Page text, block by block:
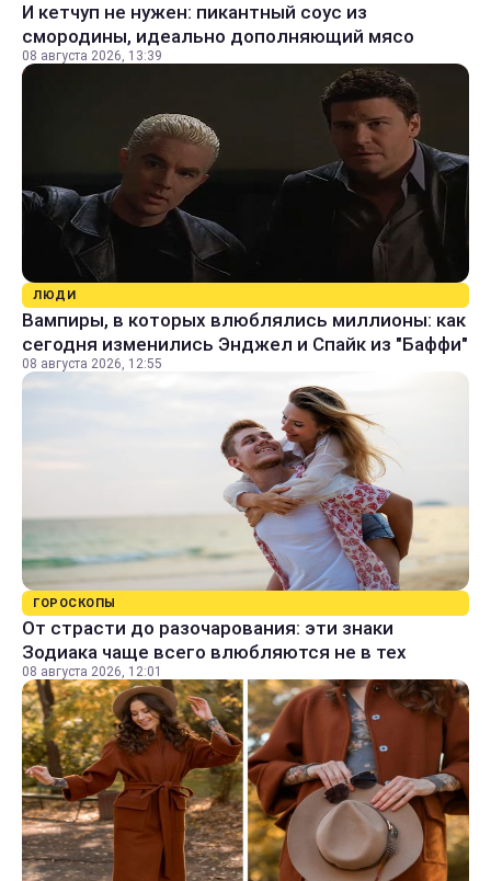
И кетчуп не нужен: пикантный соус из
смородины, идеально дополняющий мясо
08 августа 2026, 13:39
ЛЮДИ
Вампиры, в которых влюблялись миллионы: как
сегодня изменились Энджел и Спайк из "Баффи"
08 августа 2026, 12:55
ГОРОСКОПЫ
От страсти до разочарования: эти знаки
Зодиака чаще всего влюбляются не в тех
08 августа 2026, 12:01